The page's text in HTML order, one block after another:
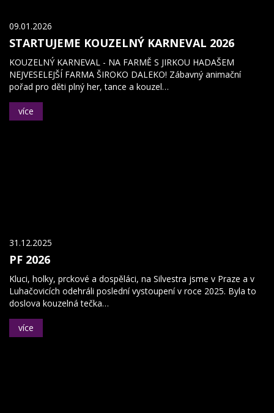
09.01.2026
STARTUJEME KOUZELNÝ KARNEVAL 2026
KOUZELNÝ KARNEVAL - NA FARMĚ S JIRKOU HADAŠEM
NEJVESELEJŠÍ FARMA ŠIROKO DALEKO! Zábavný animační
pořad pro děti plný her, tance a kouzel…
více
31.12.2025
PF 2026
Kluci, holky, prckové a dospěláci, na Silvestra jsme v Praze a v
Luhačovicích odehráli poslední vystoupení v roce 2025. Byla to
doslova kouzelná tečka…
více